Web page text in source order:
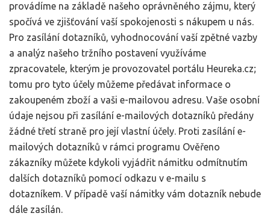
provádíme na základě našeho oprávněného zájmu, který
spočívá ve zjišťování vaší spokojenosti s nákupem u nás.
Pro zasílání dotazníků, vyhodnocování vaší zpětné vazby
a analýz našeho tržního postavení využíváme
zpracovatele, kterým je provozovatel portálu Heureka.cz;
tomu pro tyto účely můžeme předávat informace o
zakoupeném zboží a vaši e-mailovou adresu. Vaše osobní
údaje nejsou při zasílání e-mailových dotazníků předány
žádné třetí straně pro její vlastní účely. Proti zasílání e-
mailových dotazníků v rámci programu Ověřeno
zákazníky můžete kdykoli vyjádřit námitku odmítnutím
dalších dotazníků pomocí odkazu v e-mailu s
dotazníkem. V případě vaší námitky vám dotazník nebude
dále zasílán.